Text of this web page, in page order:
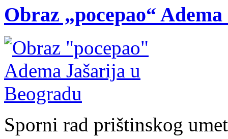
Obraz „pocepao“
Sporni rad prištinskog